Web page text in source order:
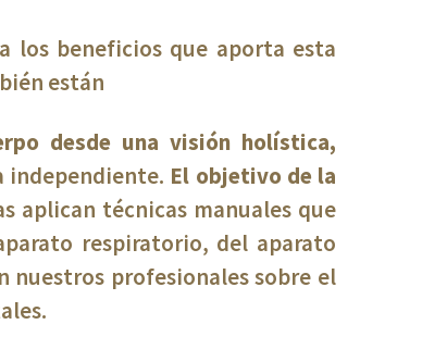
los beneficios que aporta esta
están
desde una visión holística,
independiente. El objetivo de la
aplican técnicas manuales que
respiratorio, del aparato
nuestros profesionales sobre el